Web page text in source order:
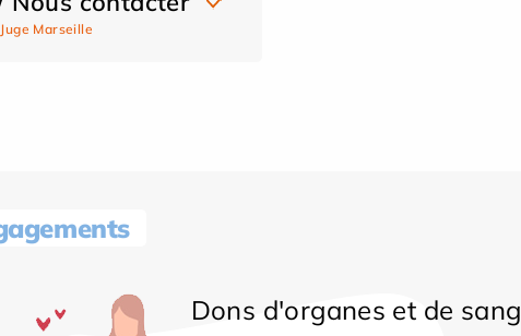
Marseille
Dons d'organes et de sang